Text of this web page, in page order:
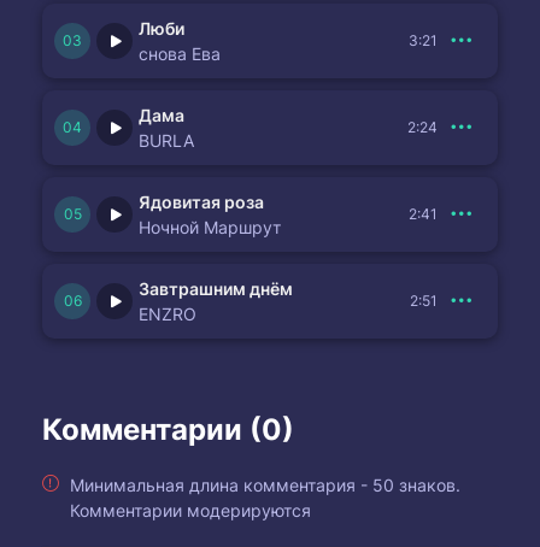
Люби
снова Ева
3:21
Дама
BURLA
2:24
Ядовитая роза
Ночной Маршрут
2:41
Завтрашним днём
ENZRO
2:51
Комментарии (0)
Минимальная длина комментария - 50 знаков.
Комментарии модерируются